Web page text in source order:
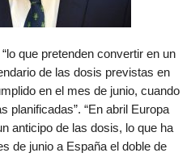
que pretenden convertir en un
de las dosis previstas en
en el mes de junio, cuando
planificadas”. “En abril Europa
anticipo de las dosis, lo que ha
de junio a España el doble de